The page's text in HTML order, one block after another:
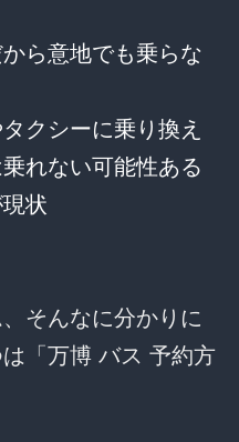
ら意地でも乗らな
クシーに乗り換え
れない可能性ある
状
そんなに分かりに
「万博 バス 予約方